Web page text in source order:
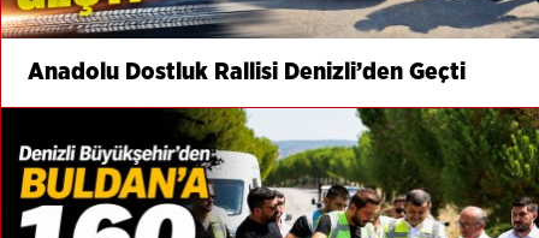
Anadolu Dostluk Rallisi Denizli’den Geçti